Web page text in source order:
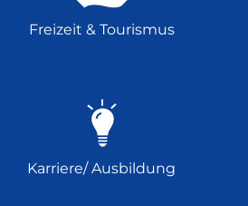
Freizeit & Tourismus
Karriere/ Ausbildung